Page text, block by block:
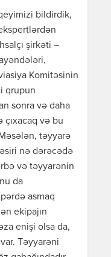
bildirdik,
şirkəti –
Komitəsinin
qrupun
sonra və daha
və bu
təyyarə
nə dərəcədə
və təyyarənin
da
asmaq
ekipajın
enişi olsa da,
Təyyarəni